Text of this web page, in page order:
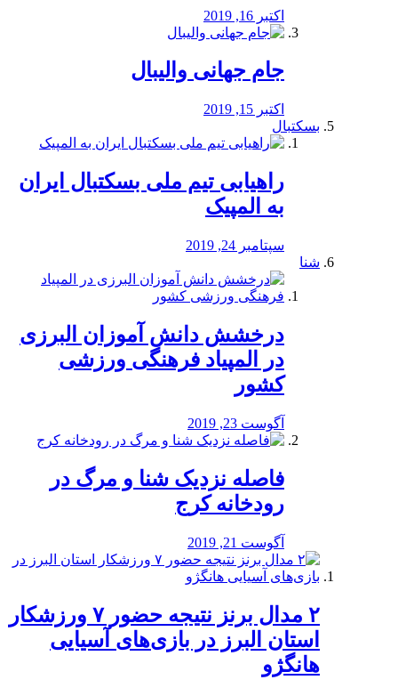
اکتبر 16, 2019
جام جهانی والیبال
اکتبر 15, 2019
بسکتبال
راهیابی تیم ملی بسکتبال ایران
به المپیک
سپتامبر 24, 2019
شنا
درخشش دانش آموزان البرزی
در المپیاد فرهنگی ورزشی
کشور
آگوست 23, 2019
️فاصله نزدیک شنا و مرگ در
رودخانه کرج
آگوست 21, 2019
۲ مدال برنز نتیجه حضور ۷ ورزشکار
استان البرز در بازی‌های آسیایی
هانگژو